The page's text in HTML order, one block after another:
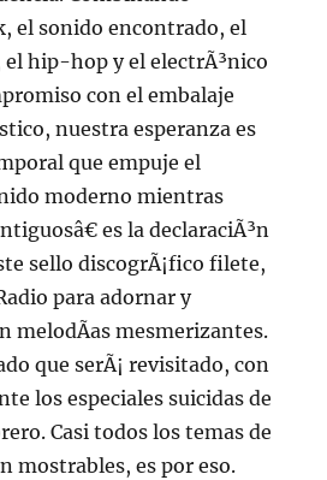
el sonido encontrado, el
el hip-hop y el electrÃ³nico
con el embalaje
nuestra esperanza es
que empuje el
moderno mientras
es la declaraciÃ³n
sello discogrÃ¡fico filete,
para adornar y
melodÃ­as mesmerizantes.
que serÃ¡ revisitado, con
los especiales suicidas de
Casi todos los temas de
mostrables, es por eso.